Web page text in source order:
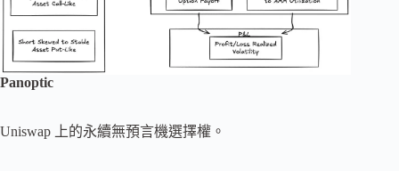
Panoptic
Uniswap 上的永續無預言機選擇權。